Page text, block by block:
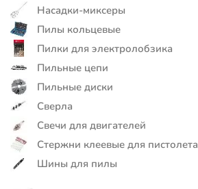
Насадки-миксеры
Пилы кольцевые
Пилки для электролобзика
Пильные цепи
Пильные диски
Сверла
Свечи для двигателей
Стержни клеевые для пистолета
Шины для пилы